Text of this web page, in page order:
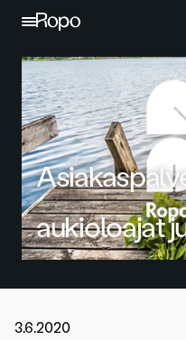
Jatka sisältöön
aukioloajat
3.6.2020